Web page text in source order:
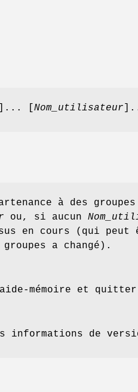
]... [ Nom_utilisateur
à des groupes
ou, si aucun
en cours (qui
groupes a changé).
mémoire et
informations de